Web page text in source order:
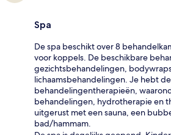
Spa
De spa beschikt over 8
voor koppels. De beschikbare
gezichtsbehandelingen,
lichaamsbehandelingen. Je hebt
behandelingentherapieën,
behandelingen, hydrotherapie en
uitgerust met een sauna, een
bad/hammam.